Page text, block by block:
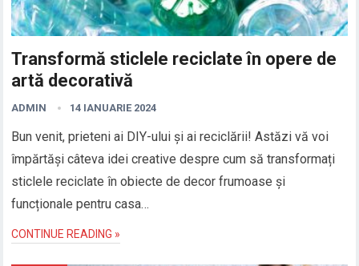
Transformă sticlele reciclate în opere de
artă decorativă
ADMIN 14 IANUARIE 2024
Bun venit, prieteni ai DIY-ului și ai reciclării! Astăzi vă voi
împărtăși câteva idei creative despre cum să transformați
sticlele reciclate în obiecte de decor frumoase și
funcționale pentru casa…
CONTINUE READING »